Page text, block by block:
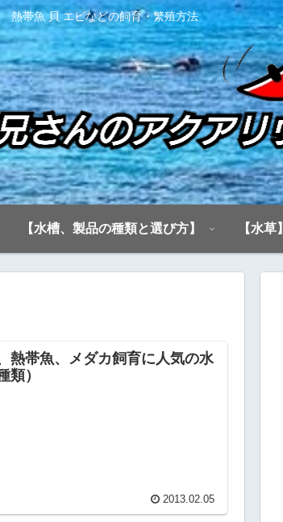
熱帯魚 貝 エビなどの飼育・繁殖方法
【水槽、製品の種類と選び方】 【水草】
熱帯魚、メダカ飼育に人気の水
類）
2013.02.05